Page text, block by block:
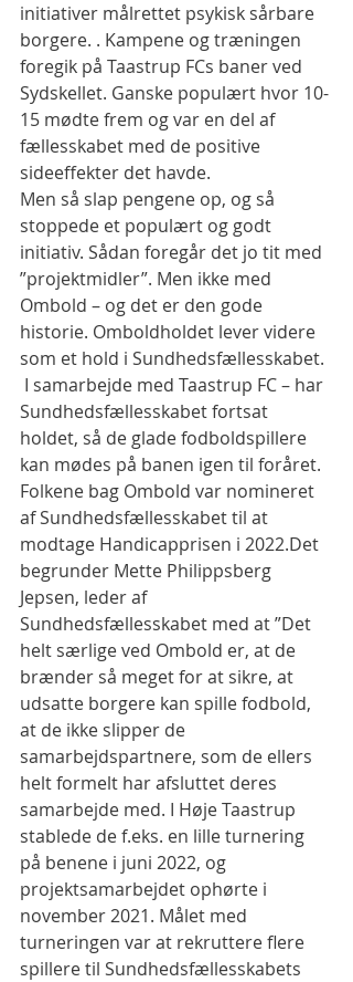
initiativer målrettet psykisk sårbare
borgere. . Kampene og træningen
foregik på Taastrup FCs baner ved
Sydskellet. Ganske populært hvor 10-
15 mødte frem og var en del af
fællesskabet med de positive
sideeffekter det havde.
Men så slap pengene op, og så
stoppede et populært og godt
initiativ. Sådan foregår det jo tit med
”projektmidler”. Men ikke med
Ombold – og det er den gode
historie. Omboldholdet lever videre
som et hold i Sundhedsfællesskabet.
I samarbejde med Taastrup FC – har
Sundhedsfællesskabet fortsat
holdet, så de glade fodboldspillere
kan mødes på banen igen til foråret.
Folkene bag Ombold var nomineret
af Sundhedsfællesskabet til at
modtage Handicapprisen i 2022.Det
begrunder Mette Philippsberg
Jepsen, leder af
Sundhedsfællesskabet med at ”Det
helt særlige ved Ombold er, at de
brænder så meget for at sikre, at
udsatte borgere kan spille fodbold,
at de ikke slipper de
samarbejdspartnere, som de ellers
helt formelt har afsluttet deres
samarbejde med. I Høje Taastrup
stablede de f.eks. en lille turnering
på benene i juni 2022, og
projektsamarbejdet ophørte i
november 2021. Målet med
turneringen var at rekruttere flere
spillere til Sundhedsfællesskabets